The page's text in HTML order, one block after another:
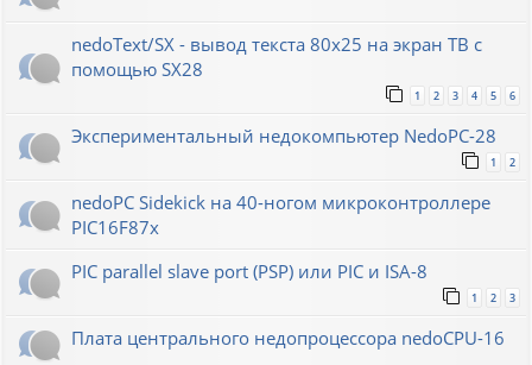
nedoText/SX - вывод текста 80x25 на экран ТВ с
помощью SX28
1 2 3 4 5 6
Экспериментальный недокомпьютер NedoPC-28
1 2
nedoPC Sidekick на 40-ногом микроконтроллере
PIC16F87x
PIC parallel slave port (PSP) или PIC и ISA-8
1 2 3
Плата центрального недопроцессора nedoCPU-16